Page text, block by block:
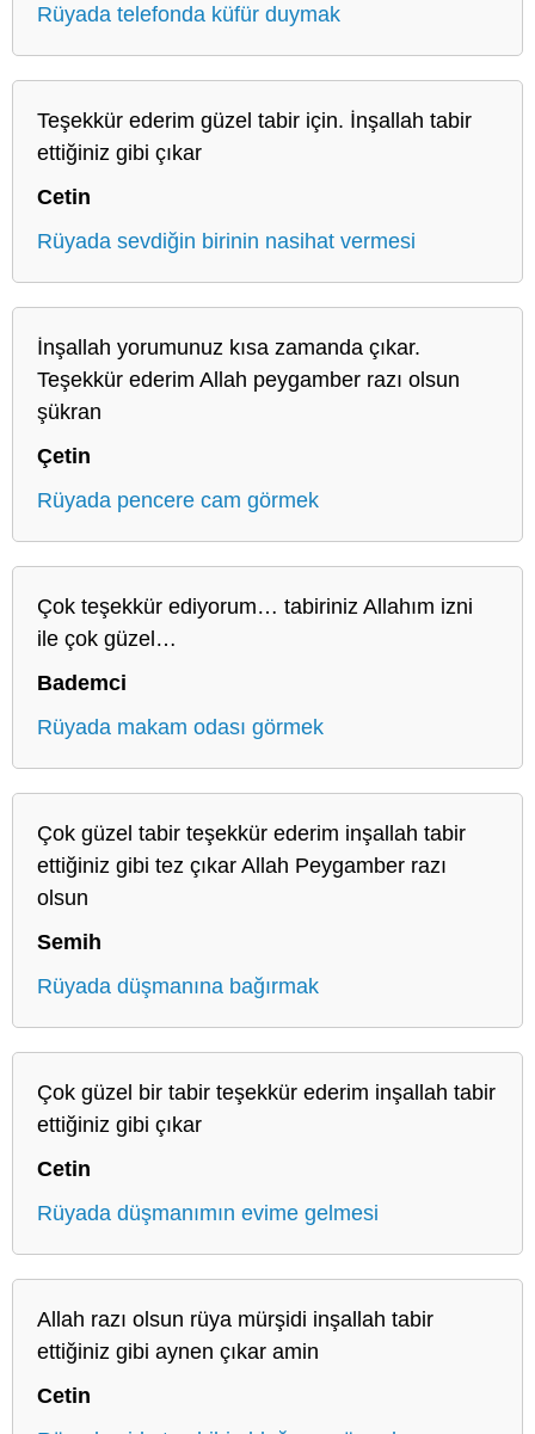
Rüyada telefonda küfür duymak
Teşekkür ederim güzel tabir için. İnşallah tabir
ettiğiniz gibi çıkar
Cetin
Rüyada sevdiğin birinin nasihat vermesi
İnşallah yorumunuz kısa zamanda çıkar.
Teşekkür ederim Allah peygamber razı olsun
şükran
Çetin
Rüyada pencere cam görmek
Çok teşekkür ediyorum… tabiriniz Allahım izni
ile çok güzel…
Bademci
Rüyada makam odası görmek
Çok güzel tabir teşekkür ederim inşallah tabir
ettiğiniz gibi tez çıkar Allah Peygamber razı
olsun
Semih
Rüyada düşmanına bağırmak
Çok güzel bir tabir teşekkür ederim inşallah tabir
ettiğiniz gibi çıkar
Cetin
Rüyada düşmanımın evime gelmesi
Allah razı olsun rüya mürşidi inşallah tabir
ettiğiniz gibi aynen çıkar amin
Cetin